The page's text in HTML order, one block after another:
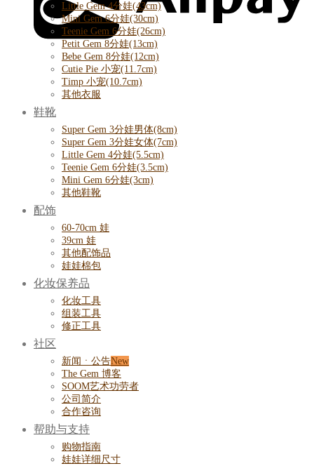
Little Gem 4分娃(43cm)
Mini Gem 6分娃(30cm)
Teenie Gem 6分娃(26cm)
Petit Gem 8分娃(13cm)
Bebe Gem 8分娃(12cm)
Cutie Pie 小宠(11.7cm)
Timp 小宠(10.7cm)
其他衣服
鞋靴
Super Gem 3分娃男体(8cm)
Super Gem 3分娃女体(7cm)
Little Gem 4分娃(5.5cm)
Teenie Gem 6分娃(3.5cm)
Mini Gem 6分娃(3cm)
其他鞋靴
配饰
60-70cm 娃
39cm 娃
其他配饰品
娃娃棉包
化妆保养品
化妆工具
组装工具
修正工具
社区
新闻ㆍ公告
The Gem 博客
SOOM艺术功劳者
公司简介
合作咨询
帮助与支持
购物指南
娃娃详细尺寸